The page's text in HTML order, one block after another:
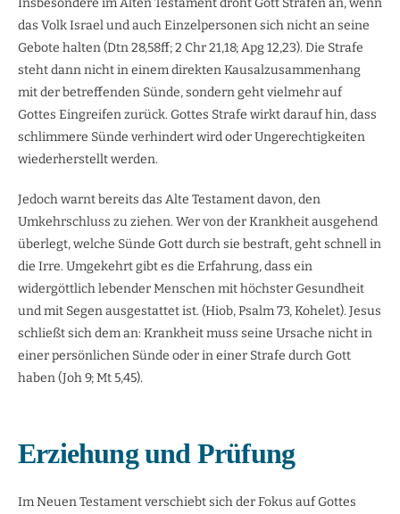
Insbesondere im Alten Testament droht Gott Strafen an, wenn
das Volk Israel und auch Einzelpersonen sich nicht an seine
Gebote halten (Dtn 28,58ff; 2 Chr 21,18; Apg 12,23). Die Strafe
steht dann nicht in einem direkten Kausalzusammenhang
mit der betreffenden Sünde, sondern geht vielmehr auf
Gottes Eingreifen zurück. Gottes Strafe wirkt darauf hin, dass
schlimmere Sünde verhindert wird oder Ungerechtigkeiten
wiederherstellt werden.
Jedoch warnt bereits das Alte Testament davon, den
Umkehrschluss zu ziehen. Wer von der Krankheit ausgehend
überlegt, welche Sünde Gott durch sie bestraft, geht schnell in
die Irre. Umgekehrt gibt es die Erfahrung, dass ein
widergöttlich lebender Menschen mit höchster Gesundheit
und mit Segen ausgestattet ist. (Hiob, Psalm 73, Kohelet). Jesus
schließt sich dem an: Krankheit muss seine Ursache nicht in
einer persönlichen Sünde oder in einer Strafe durch Gott
haben (Joh 9; Mt 5,45).
Erziehung und Prüfung
Im Neuen Testament verschiebt sich der Fokus auf Gottes